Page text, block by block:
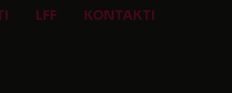
LFF KONTAKTI